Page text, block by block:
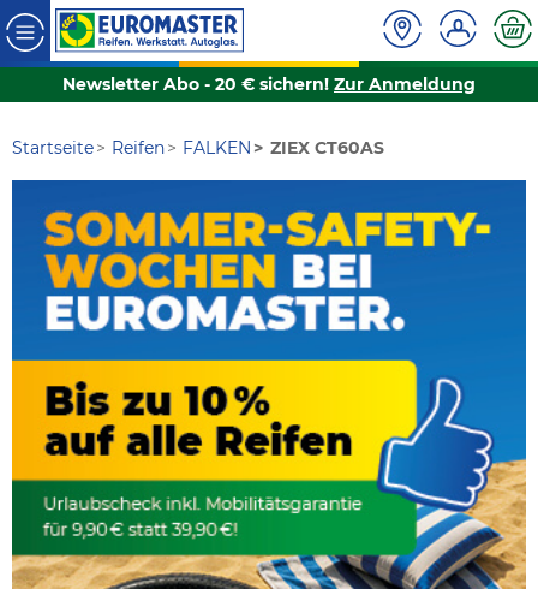
Newsletter Abo - 20 € sichern! Zur Anmeldung
Startseite Reifen FALKEN ZIEX CT60AS